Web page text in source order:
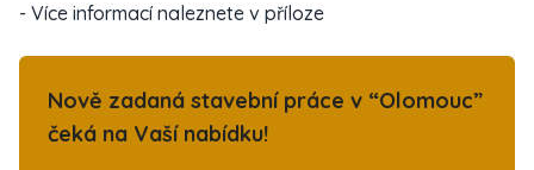
- Více informací naleznete v příloze
Nově zadaná stavební práce v “Olomouc”
čeká na Vaší nabídku!